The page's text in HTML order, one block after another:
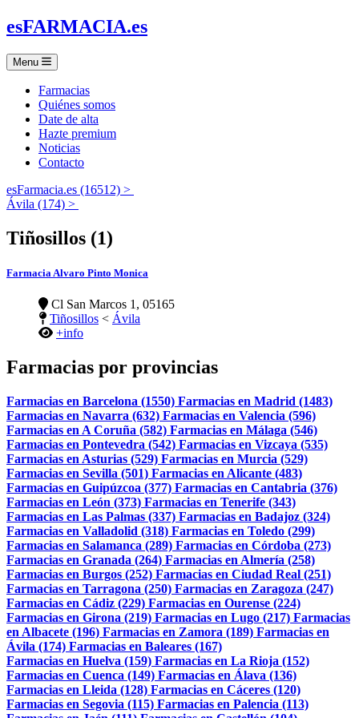
esFARMACIA.es
Menu
Farmacias
Quiénes somos
Date de alta
Hazte premium
Noticias
Contacto
esFarmacia.es (16512) >
Ávila (174) >
Tiñosillos (1)
Farmacia Alvaro Pinto Monica
Cl San Marcos 1, 05165
Tiñosillos < Ávila
+info
Farmacias por provincias
Farmacias en Barcelona (1550) Farmacias en Madrid (1483)
Farmacias en Navarra (632) Farmacias en Valencia (596)
Farmacias en A Coruña (582) Farmacias en Málaga (546)
Farmacias en Pontevedra (542) Farmacias en Vizcaya (535)
Farmacias en Asturias (529) Farmacias en Murcia (529)
Farmacias en Sevilla (501) Farmacias en Alicante (483)
Farmacias en Guipúzcoa (377) Farmacias en Cantabria (376)
Farmacias en León (373) Farmacias en Tenerife (343)
Farmacias en Las Palmas (337) Farmacias en Badajoz (324)
Farmacias en Valladolid (318) Farmacias en Toledo (299)
Farmacias en Salamanca (289) Farmacias en Córdoba (273)
Farmacias en Granada (264) Farmacias en Almería (258)
Farmacias en Burgos (252) Farmacias en Ciudad Real (251)
Farmacias en Tarragona (250) Farmacias en Zaragoza (247)
Farmacias en Cádiz (229) Farmacias en Ourense (224)
Farmacias en Girona (219) Farmacias en Lugo (217) Farmacias
en Albacete (196) Farmacias en Zamora (189) Farmacias en
Ávila (174) Farmacias en Baleares (167)
Farmacias en Huelva (159) Farmacias en La Rioja (152)
Farmacias en Cuenca (149) Farmacias en Álava (136)
Farmacias en Lleida (128) Farmacias en Cáceres (120)
Farmacias en Segovia (115) Farmacias en Palencia (113)